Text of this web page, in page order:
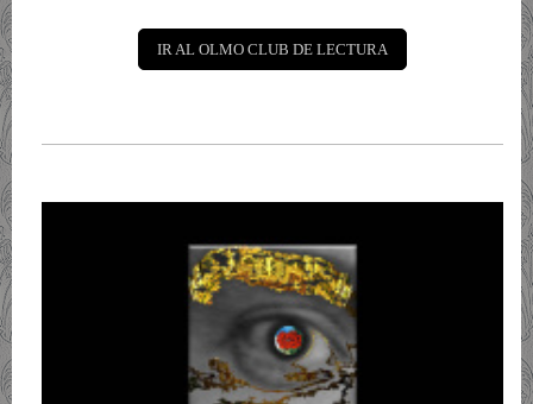
IR AL OLMO CLUB DE LECTURA